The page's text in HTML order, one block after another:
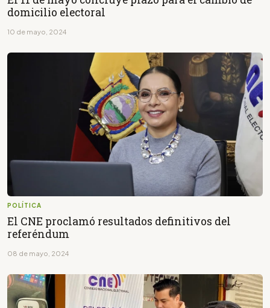
domicilio electoral
10 de mayo, 2024
POLÍTICA
El CNE proclamó resultados definitivos del
referéndum
08 de mayo, 2024